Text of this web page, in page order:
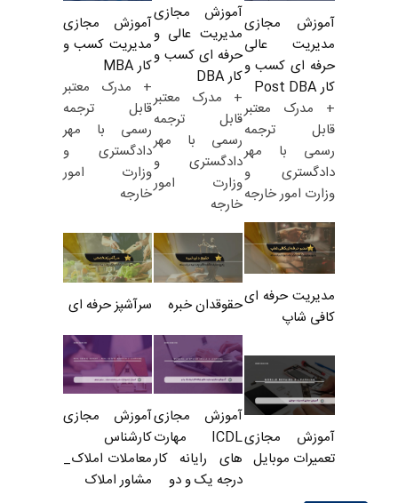
آموزش مجازی
مدیریت عالی
حرفه ای کسب و
کار Post DBA
+ مدرک معتبر
قابل ترجمه
رسمی با مهر
دادگستری و
وزارت امور خارجه
آموزش مجازی
مدیریت عالی و
حرفه ای کسب و
کار DBA
+ مدرک معتبر
قابل ترجمه
رسمی با مهر
دادگستری و
وزارت امور
خارجه
آموزش مجازی
مدیریت کسب و
کار MBA
+ مدرک معتبر
قابل ترجمه
رسمی با مهر
دادگستری و
وزارت امور
خارجه
مدیریت حرفه ای
کافی شاپ
حقوقدان خبره سرآشپز حرفه ای
آموزش مجازی
تعمیرات موبایل
آموزش مجازی
ICDL مهارت
های رایانه کار
درجه یک و دو
آموزش مجازی
کارشناس
معاملات املاک_
مشاور املاک